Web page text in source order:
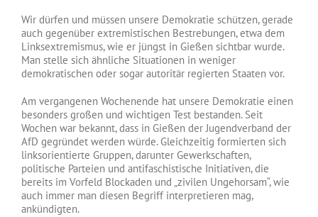
Wir dürfen und müssen unsere Demokratie schützen, gerade
auch gegenüber extremistischen Bestrebungen, etwa dem
Linksextremismus, wie er jüngst in Gießen sichtbar wurde.
Man stelle sich ähnliche Situationen in weniger
demokratischen oder sogar autoritär regierten Staaten vor.
Am vergangenen Wochenende hat unsere Demokratie einen
besonders großen und wichtigen Test bestanden. Seit
Wochen war bekannt, dass in Gießen der Jugendverband der
AfD gegründet werden würde. Gleichzeitig formierten sich
linksorientierte Gruppen, darunter Gewerkschaften,
politische Parteien und antifaschistische Initiativen, die
bereits im Vorfeld Blockaden und „zivilen Ungehorsam“, wie
auch immer man diesen Begriff interpretieren mag,
ankündigten.